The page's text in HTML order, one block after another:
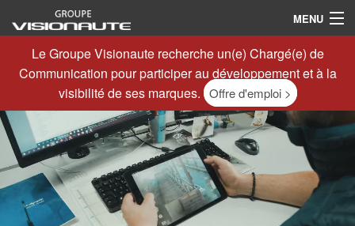
MENU
Entreprise
Contact
Le Groupe Visionaute recherche un(e) Chargé(e) de
Communication pour participer au développement et à la
visibilité de ses marques. Offre d'emploi >